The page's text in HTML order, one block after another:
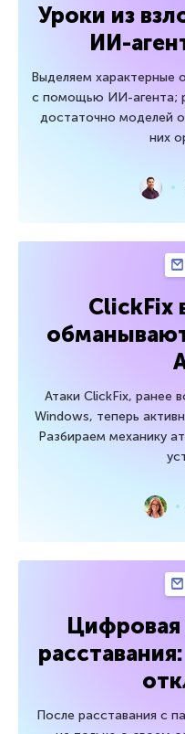
Уроки из
ИИ-
Выделяем характерные
с помощью ИИ-агента;
достаточно моделей
них
ClickFix
Атаки ClickFix, ранее
Windows, теперь
Разбираем механику
Цифровая
После расставания с